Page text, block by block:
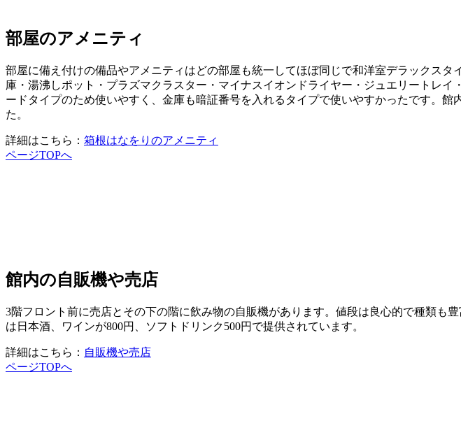
部屋のアメニティ
部屋に備え付けの備品やアメニティはどの部屋も統一してほぼ同じで和洋室デラックス
庫・湯沸しポット・プラズマクラスター・マイナスイオンドライヤー・ジュエリートレ
ードタイプのため使いやすく、金庫も暗証番号を入れるタイプで使いやすかったです。
た。
詳細はこちら： 箱根はなをりのアメニティ
ページTOPへ
館内の自販機や売店
3階フロント前に売店とその下の階に飲み物の自販機があります。値段は良心的で種類も
は日本酒、ワインが800円、ソフトドリンク500円で提供されています。
詳細はこちら： 自販機や売店
ページTOPへ